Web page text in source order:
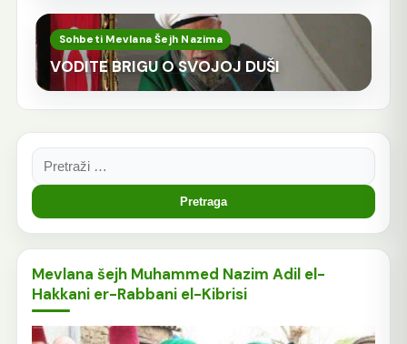
Sohbeti Mevlana Šejh Nazima
VODITE BRIGU O SVOJOJ DUŠI
Pretraga:
Mevlana šejh Muhammed Nazim Adil el-
Hakkani er-Rabbani el-Kibrisi